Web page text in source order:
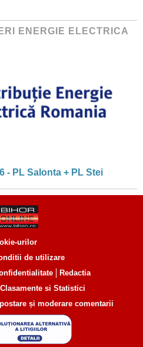
ENERGIE ELECTRICA
- PL Salonta + PL Stei
urilor
de utilizare
Redactia
și moderare comentarii